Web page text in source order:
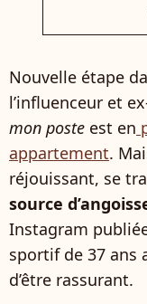
Nouvelle étape
l’influenceur et
mon poste est en
appartement.
réjouissant, se
source
Instagram
sportif de 37 ans
d’être rassurant.